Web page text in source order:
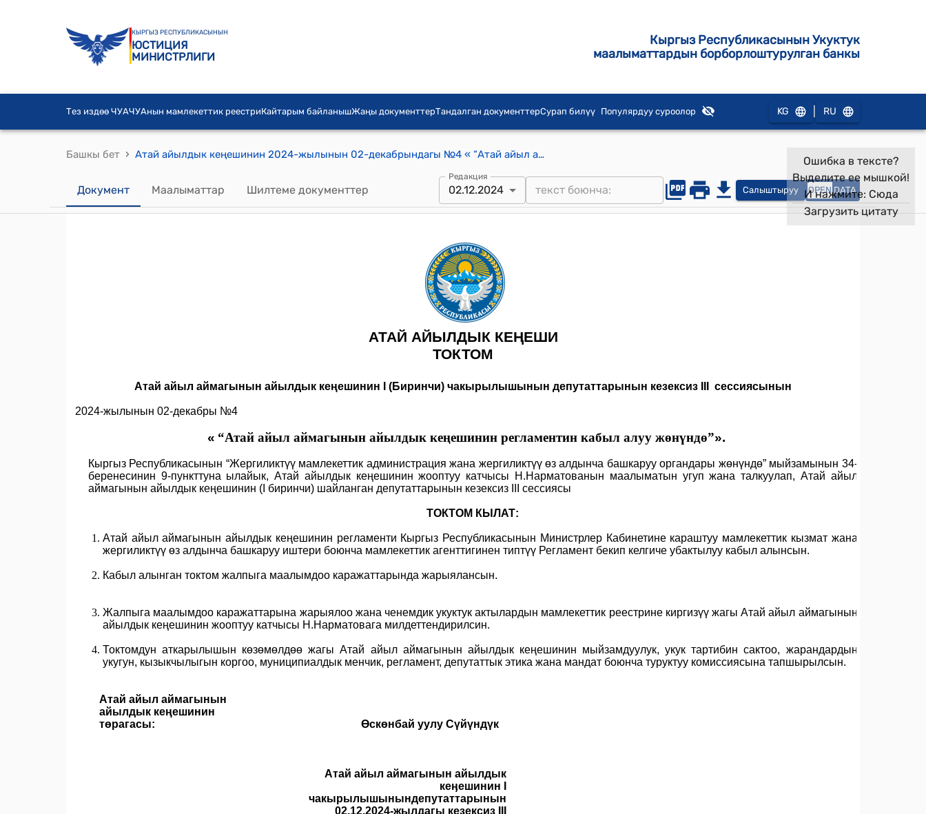
КЫРГЫЗ РЕСПУБЛИКАСЫНЫН
ЮСТИЦИЯ
МИНИСТРЛИГИ
Кыргыз Республикасынын Укуктук
маалыматтардын борборлоштурулган банкы
Тез издөө ЧУАЧУАнын мамлекеттик реестриКайтарым байланышЖаңы документтерТандалган документтерСурап билүү Популярдуу суроолор KG RU
Башкы бет › Атай айылдык кеңешинин 2024-жылынын 02-декабрындагы №4 « “Атай айыл аймагынын айылдык кеңешинин регламентин кабыл алуу жөнүндө”» токтому
Документ Маалыматтар Шилтеме документтер
Редакция
02.12.2024 Салыштыруу OPEN DATA
Ошибка в тексте?
Выделите ее мышкой!
И нажмите: Сюда
Загрузить цитату